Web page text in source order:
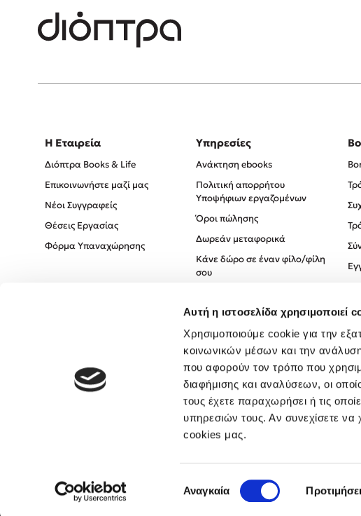
Αυτή η ιστοσελίδα χρησιμοποιεί
Χρησιμοποιούμε cookie για την
κοινωνικών μέσων και την
που αφορούν τον τρόπο που
διαφήμισης και αναλύσεων, οι
τους έχετε παραχωρήσει ή τις
υπηρεσιών τους. Αν συνεχίσετε να
cookies μας.
συγκατάθεσης
Αναγκαία
Η Εταιρεία
Διόπτρα Books & Life
Επικοινωνήστε μαζί μας
Νέοι Συγγραφείς
Θέσεις Εργασίας
Φόρμα Υπαναχώρησης
Υπηρεσίες
Ανάκτηση ebooks
Πολιτική απορρήτου
Υποψήφιων εργαζομένων
Όροι πώλησης
Δωρεάν μεταφορικά
Κάνε δώρο σε έναν φίλο/φίλη
σου
Πολιτική Απορρήτου
Όροι χρήσης